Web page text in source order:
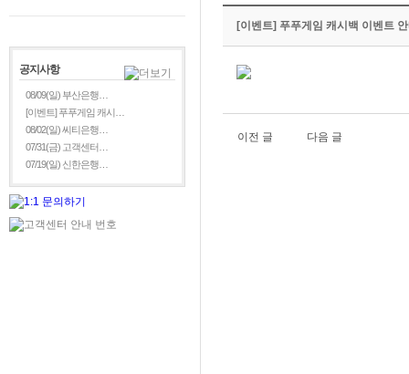
공지사항
08/09(일) 부산은행…
[이벤트] 푸푸게임 캐시…
08/02(일) 씨티은행…
07/31(금) 고객센터…
07/19(일) 신한은행…
[이벤트] 푸푸게임 캐시백 이벤트
이전 글 다음 글